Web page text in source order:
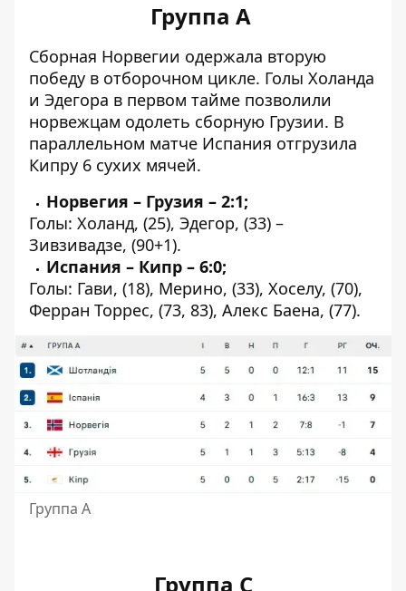
Группа A
Сборная Норвегии одержала вторую
победу в отборочном цикле. Голы Холанда
и Эдегора в первом тайме позволили
норвежцам одолеть сборную Грузии. В
параллельном матче Испания отгрузила
Кипру 6 сухих мячей.
Норвегия – Грузия – 2:1;
Голы: Холанд, (25), Эдегор, (33) –
Зивзивадзе, (90+1).
Испания – Кипр – 6:0;
Голы: Гави, (18), Мерино, (33), Хоселу, (70),
Ферран Торрес, (73, 83), Алекс Баена, (77).
Группа А
Группа C